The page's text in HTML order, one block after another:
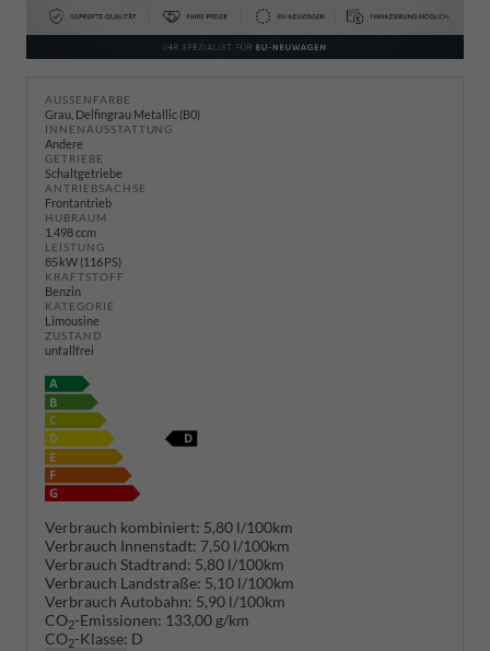
AUSSENFARBE
Grau, Delfingrau Metallic (B0)
INNENAUSSTATTUNG
Andere
GETRIEBE
Schaltgetriebe
ANTRIEBSACHSE
Frontantrieb
HUBRAUM
1.498 ccm
LEISTUNG
85 kW (116 PS)
KRAFTSTOFF
Benzin
KATEGORIE
Limousine
ZUSTAND
unfallfrei
Verbrauch kombiniert: 5,80 l/100km
Verbrauch Innenstadt: 7,50 l/100km
Verbrauch Stadtrand: 5,80 l/100km
Verbrauch Landstraße: 5,10 l/100km
Verbrauch Autobahn: 5,90 l/100km
CO2-Emissionen: 133,00 g/km
CO2-Klasse: D